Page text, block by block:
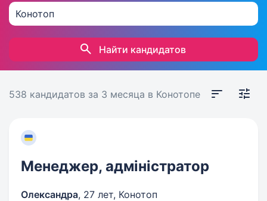
Найти кандидатов
538 кандидатов за 3 месяца в Конотопе
Менеджер, адміністратор
Олександра, 27 лет, Конотоп